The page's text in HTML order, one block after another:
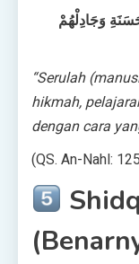
وَجَادِلْهُمْ
“Serulah
hikmah,
dengan cara
(QS. An-Nahl: